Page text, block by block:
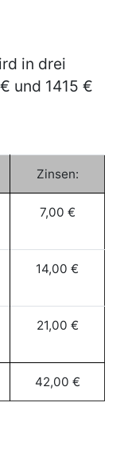
in drei
und 1415 €
Zinsen:
7,00 €
14,00 €
21,00 €
42,00 €